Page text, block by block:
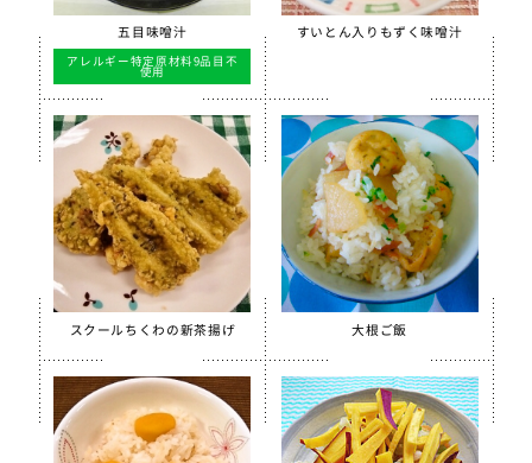
食物繊維
季節・行事食
春
夏
冬
行事食
郷土料理
全学栄製品
全学栄 豚レバーチップ
蒸し挽き割り大豆
五目味噌汁
アレルギー特定原材料9品目不
使用
すいとん入りもずく味噌汁
スクールちくわの新茶揚げ 大根ご飯